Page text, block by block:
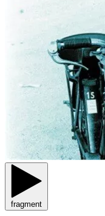
fragment